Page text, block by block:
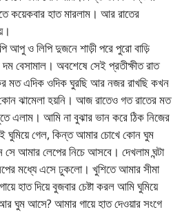
কয়েকবার হাত মারলাম। আর রাতের
আপু ও লিপি দুজনে শাড়ী পরে পুরো বাড়ি
বেসামাল। অবশেষে সেই প্রতীক্ষীত রাত
মত এদিক ওদিক ঘুরছি আর নজর রাখছি কখন
ঝামেলা হয়নি। আজ রাতেও গত রাতের মত
এলাম। আমি না বুঝার ভান করে ঠিক নিজের
ঘুমিয়ে গেল, কিন্ত আমার চোখে কোন ঘুম
আমার লেপের নিচে আসবে। দেখলাম ঘন্টা
মধ্যে এসে ঢুকলো। খুশিতে আমার সীমা
হাত দিয়ে বুজবার চেষ্টা করল আমি ঘুমিয়ে
ঘুম আসে? আমার গায়ে হাত দেওয়ার সংগে